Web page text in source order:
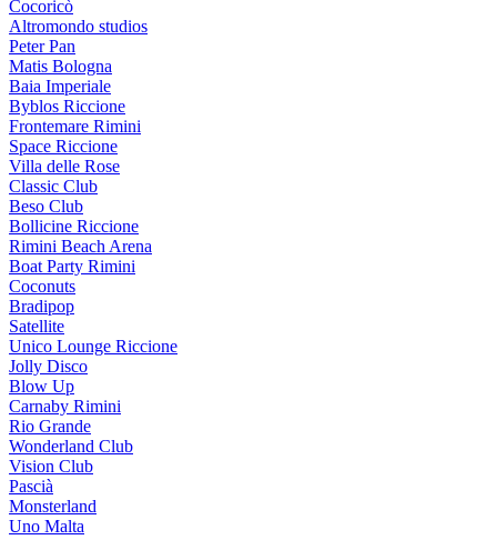
Cocoricò
Altromondo studios
Peter Pan
Matis Bologna
Baia Imperiale
Byblos Riccione
Frontemare Rimini
Space Riccione
Villa delle Rose
Classic Club
Beso Club
Bollicine Riccione
Rimini Beach Arena
Boat Party Rimini
Coconuts
Bradipop
Satellite
Unico Lounge Riccione
Jolly Disco
Blow Up
Carnaby Rimini
Rio Grande
Wonderland Club
Vision Club
Pascià
Monsterland
Uno Malta